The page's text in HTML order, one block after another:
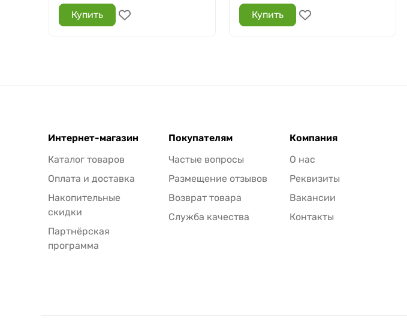
Купить Купить
Интернет-магазин
Каталог товаров
Оплата и доставка
Накопительные
скидки
Партнёрская
программа
Покупателям
Частые вопросы
Размещение отзывов
Возврат товара
Служба качества
Компания
О нас
Реквизиты
Вакансии
Контакты